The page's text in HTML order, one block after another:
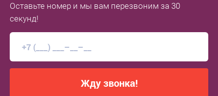
Оставьте номер и мы вам перезвоним за 30
секунд!
Жду звонка!